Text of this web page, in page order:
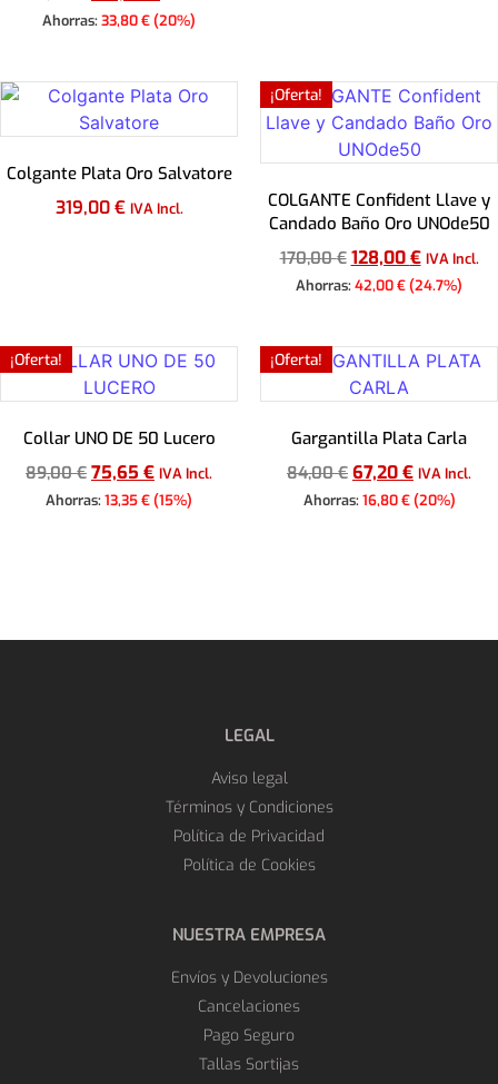
Ahorras: 33,80€(20%)
Colgante Plata Oro Salvatore
319,00€ IVA Incl.
¡Oferta!
COLGANTE Confident Llave y
Candado Baño Oro UNOde50
170,00€ 128,00€ IVA Incl.
Ahorras: 42,00€(24.7%)
¡Oferta!
Collar UNO DE 50 Lucero
89,00€ 75,65 € IVA Incl.
Ahorras: 13,35€(15%)
¡Oferta!
Gargantilla Plata Carla
84,00€ 67,20€ IVA Incl.
Ahorras: 16,80€ (20%)
LEGAL
Aviso legal
Términos y Condiciones
Política de Privacidad
Política de Cookies
NUESTRA EMPRESA
Envíos y Devoluciones
Cancelaciones
Pago Seguro
Tallas Sortijas